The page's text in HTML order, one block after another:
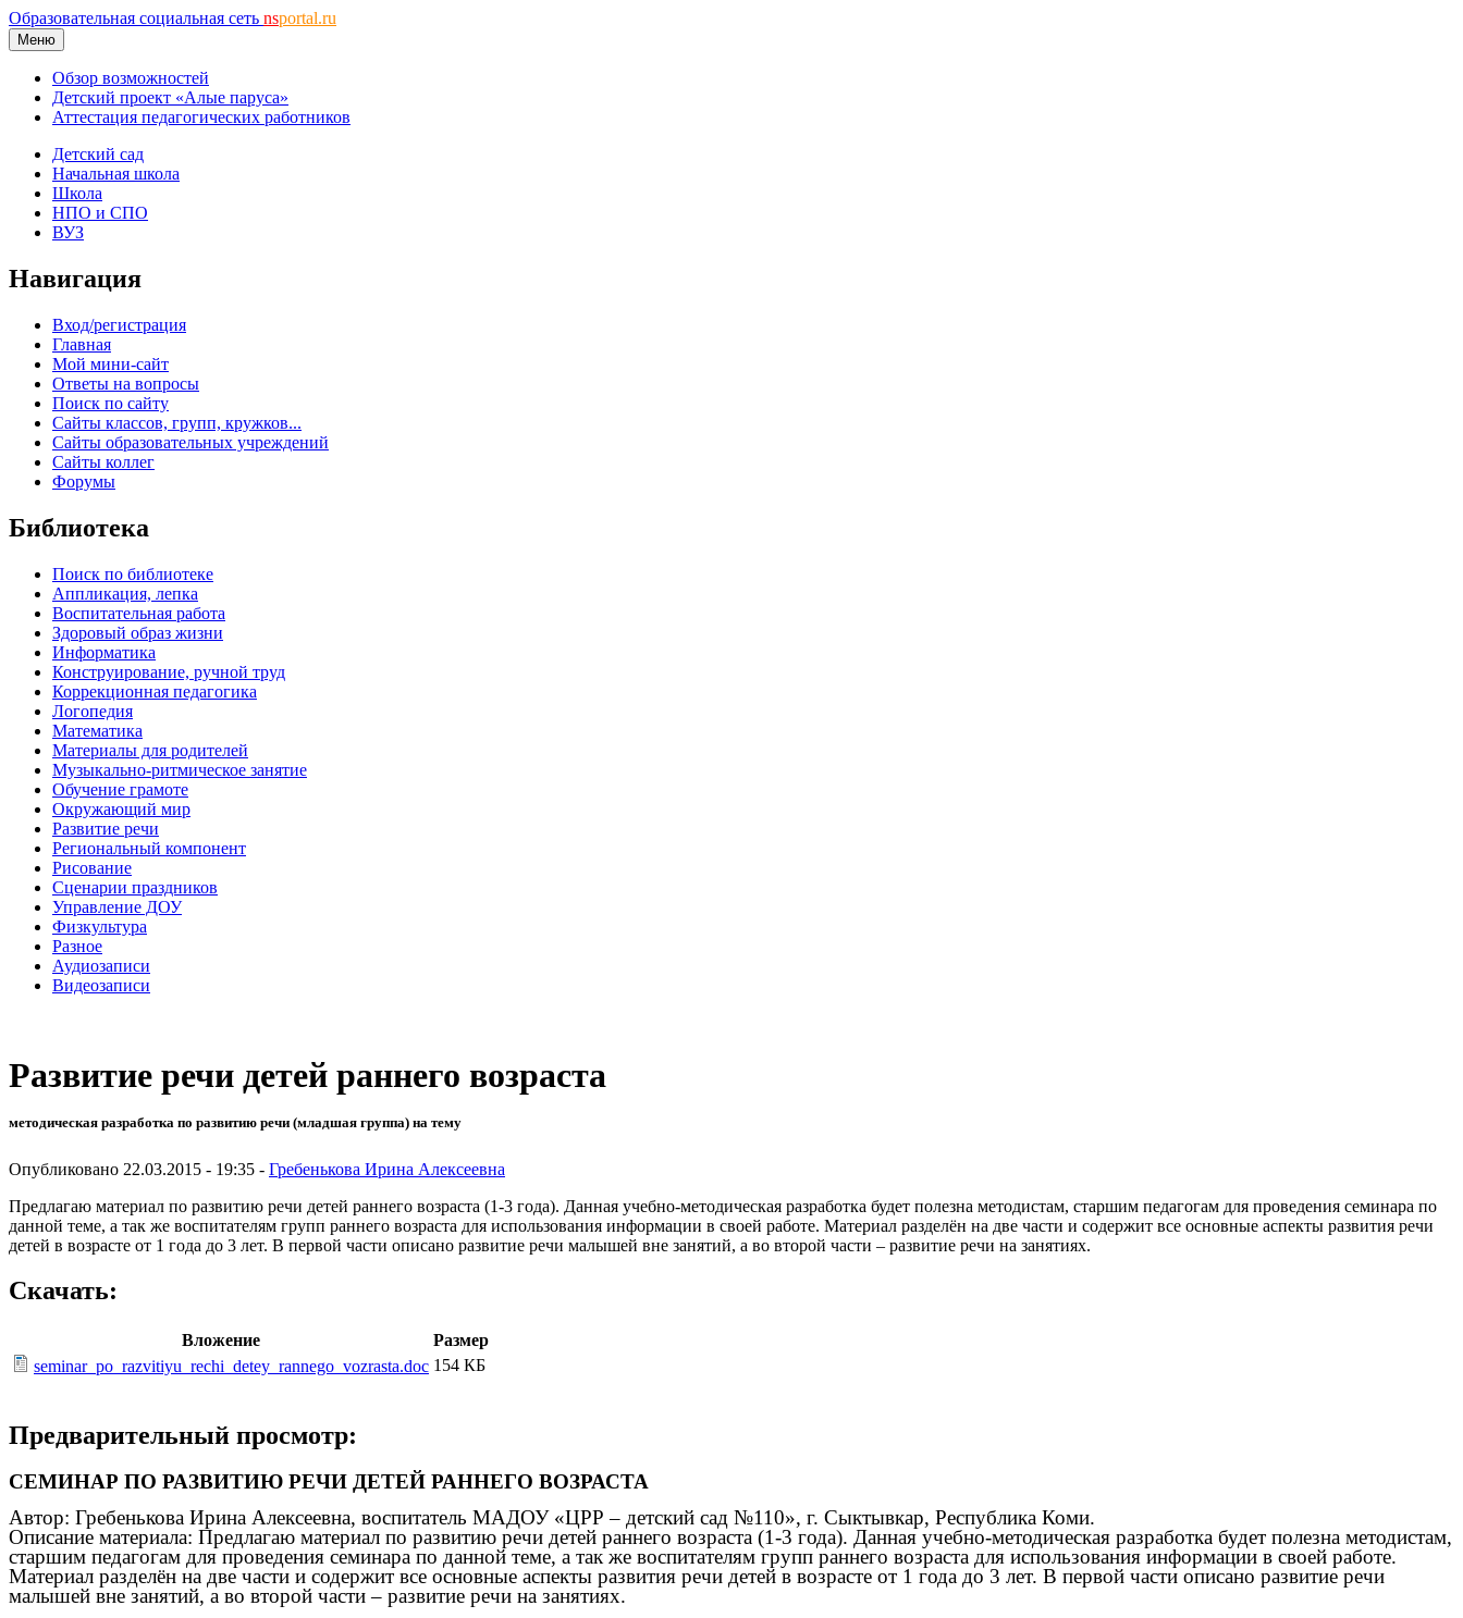
Образовательная социальная сеть nsportal.ru
Меню
Обзор возможностей
Детский проект «Алые паруса»
Аттестация педагогических работников
Детский сад
Начальная школа
Школа
НПО и СПО
ВУЗ
Навигация
Вход/регистрация
Главная
Мой мини-сайт
Ответы на вопросы
Поиск по сайту
Сайты классов, групп, кружков...
Сайты образовательных учреждений
Сайты коллег
Форумы
Библиотека
Поиск по библиотеке
Аппликация, лепка
Воспитательная работа
Здоровый образ жизни
Информатика
Конструирование, ручной труд
Коррекционная педагогика
Логопедия
Математика
Материалы для родителей
Музыкально-ритмическое занятие
Обучение грамоте
Окружающий мир
Развитие речи
Региональный компонент
Рисование
Сценарии праздников
Управление ДОУ
Физкультура
Разное
Аудиозаписи
Видеозаписи
Развитие речи детей раннего возраста
методическая разработка по развитию речи (младшая группа) на тему
Опубликовано 22.03.2015 - 19:35 - Гребенькова Ирина Алексеевна
Предлагаю материал по развитию речи детей раннего возраста (1-3 года). Данная учебно-методическая разработка будет полезна методистам, старшим педагогам для проведения семинара по
данной теме, а так же воспитателям групп раннего возраста для использования информации в своей работе. Материал разделён на две части и содержит все основные аспекты развития речи
детей в возрасте от 1 года до 3 лет. В первой части описано развитие речи малышей вне занятий, а во второй части – развитие речи на занятиях.
Скачать:
Вложение
Размер
seminar_po_razvitiyu_rechi_detey_rannego_vozrasta.doc 154 КБ
Предварительный просмотр:
СЕМИНАР ПО РАЗВИТИЮ РЕЧИ ДЕТЕЙ РАННЕГО ВОЗРАСТА
Автор: Гребенькова Ирина Алексеевна, воспитатель МАДОУ «ЦРР – детский сад №110», г. Сыктывкар, Республика Коми.
Описание материала: Предлагаю материал по развитию речи детей раннего возраста (1-3 года). Данная учебно-методическая разработка будет полезна методистам,
старшим педагогам для проведения семинара по данной теме, а так же воспитателям групп раннего возраста для использования информации в своей работе.
Материал разделён на две части и содержит все основные аспекты развития речи детей в возрасте от 1 года до 3 лет. В первой части описано развитие речи
малышей вне занятий, а во второй части – развитие речи на занятиях.